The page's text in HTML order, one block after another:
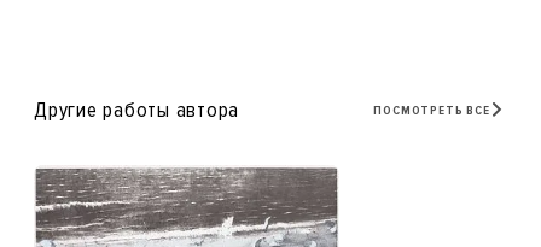
Другие работы автора ПОСМОТРЕТЬ ВСЕ